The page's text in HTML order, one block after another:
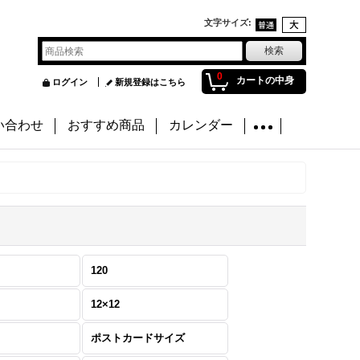
文字サイズ:
0 カートの中身
ログイン 新規登録はこちら
合わせ おすすめ商品 カレンダー
120
12×12
ポストカードサイズ